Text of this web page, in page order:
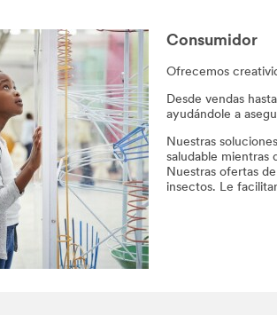
Consumidor
Ofrecemos
Desde vendas
ayudándole a
Nuestras
saludable mientras
Nuestras ofertas
insectos. Le